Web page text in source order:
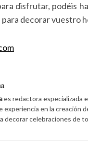
disfrutar, podéis
decorar vuestro
es redactora especializada
experiencia en la creación
decorar celebraciones de